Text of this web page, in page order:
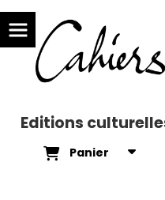
Editions
Panier